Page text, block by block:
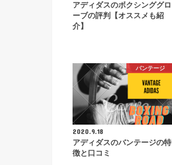
アディダスのボクシンググロ
ーブの評判【オススメも紹
介】
バンテージ
2020.9.18
アディダスのバンテージの特
徴と口コミ